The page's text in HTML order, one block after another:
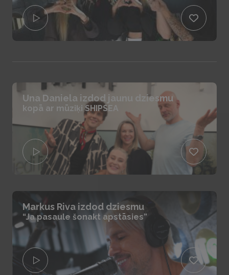
Una Daniela izdod jaunu dziesmu
kopā ar mūziķi SHIPSEA
Markus Riva izdod dziesmu
“Ja pasaule šonakt apstāsies”